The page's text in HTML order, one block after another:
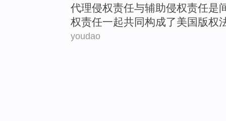
代理侵权责任与辅助侵权责任是
权责任一起共同构成了美国 版权
youdao